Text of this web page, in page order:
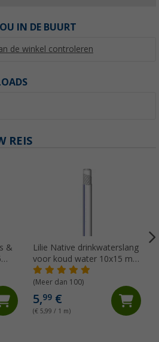
IN DE BUURT
de winkel controleren
REIS
&
Lilie Native drinkwaterslang
voor koud water 10x15 mm
(per meter)
(Meer dan 100)
5,99€
(€ 5,99 / 1 m)